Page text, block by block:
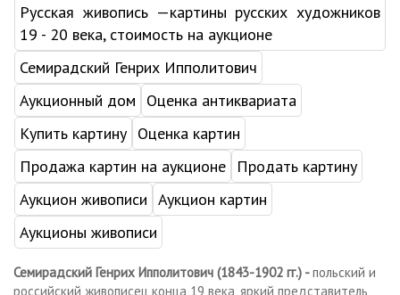
Русская живопись —картины русских художников
19 - 20 века, стоимость на аукционе
Семирадский Генрих Ипполитович
Аукционный дом
Оценка антиквариата
Купить картину Оценка картин
Продажа картин на аукционе
Продать картину
Аукцион живописи Аукцион картин
Аукционы живописи
Семирадский Генрих Ипполитович (1843-1902 гг.) -польский и
российский живописец конца 19 века, яркий представитель